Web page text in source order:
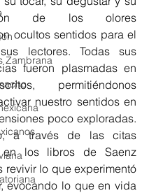
Zambrana
de los olores
ocultos sentidos para el
lectores. Todas sus
fueron plasmadas en
permitiéndonos
nuestro sentidos en
poco exploradas.
a través de las citas
en los libros de Saenz
revivir lo que experimentó
evocando lo que en vida